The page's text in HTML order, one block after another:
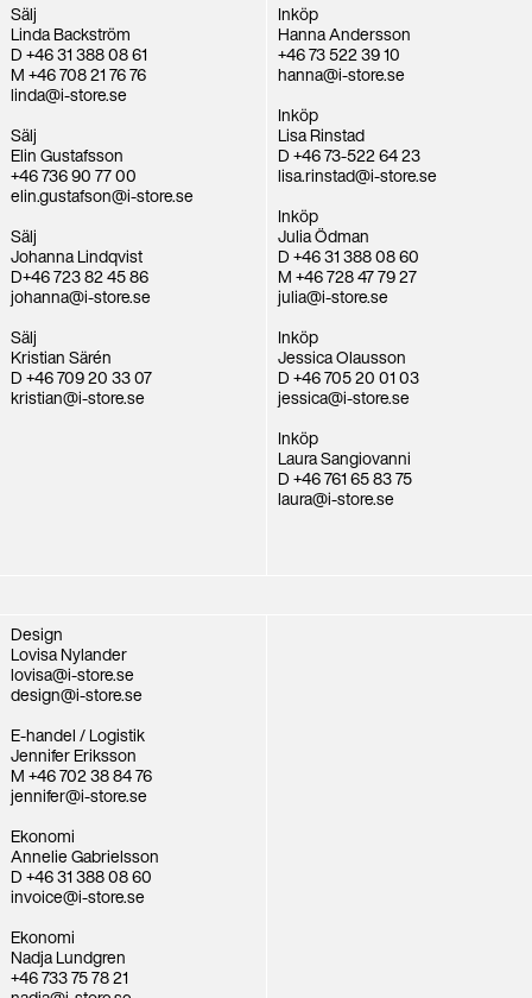
Sälj
Linda Backström
D +46 31 388 08 61
M +46 708 21 76 76
linda@i-store.se
Sälj
Elin Gustafsson
+46 736 90 77 00
elin.gustafson@i-store.se
Sälj
Johanna Lindqvist
D+46 723 82 45 86
johanna@i-store.se
Sälj
Kristian Särén
D +46 709 20 33 07
kristian@i-store.se
Inköp
Hanna Andersson
+46 73 522 39 10
hanna@i-store.se
Inköp
Lisa Rinstad
D +46 73-522 64 23
lisa.rinstad@i-store.se
Inköp
Julia Ödman
D +46 31 388 08 60
M +46 728 47 79 27
julia@i-store.se
Inköp
Jessica Olausson
D +46 705 20 01 03
jessica@i-store.se
Inköp
Laura Sangiovanni
D +46 761 65 83 75
laura@i-store.se
Design
Lovisa Nylander
lovisa@i-store.se
design@i-store.se
E-handel / Logistik
Jennifer Eriksson
M +46 702 38 84 76
jennifer@i-store.se
Ekonomi
Annelie Gabrielsson
D +46 31 388 08 60
invoice@i-store.se
Ekonomi
Nadja Lundgren
+46 733 75 78 21